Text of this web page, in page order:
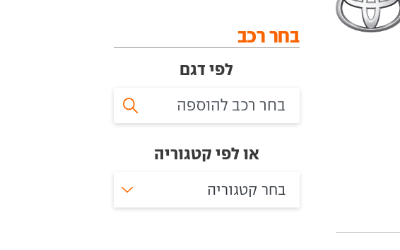
בחר רכב
לפי דגם
או לפי קטגוריה
בחר קטגוריה